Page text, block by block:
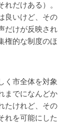
だけある）。
良いけど、その
だけが反映され
権的な制度のほ
く市全体を対象
までになんどか
たけれど、その
れを可能にした